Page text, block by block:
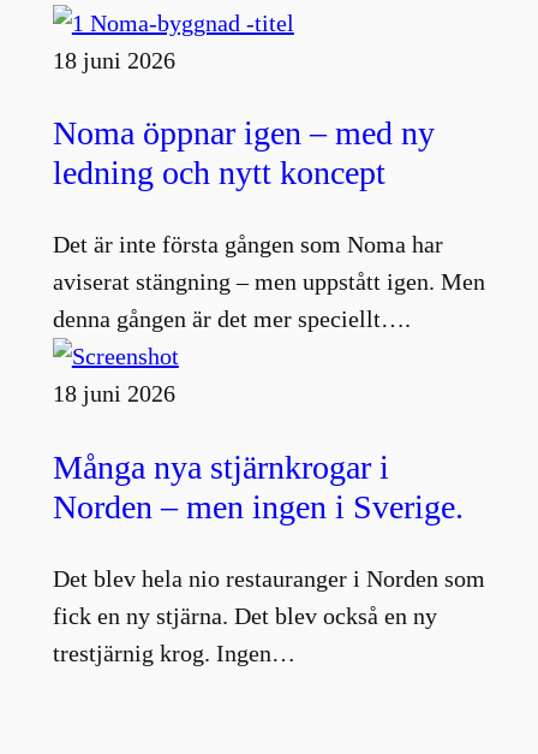
18 juni 2026
Noma öppnar igen – med ny
ledning och nytt koncept
Det är inte första gången som Noma har
aviserat stängning – men uppstått igen. Men
denna gången är det mer speciellt….
18 juni 2026
Många nya stjärnkrogar i
Norden – men ingen i Sverige.
Det blev hela nio restauranger i Norden som
fick en ny stjärna. Det blev också en ny
trestjärnig krog. Ingen…